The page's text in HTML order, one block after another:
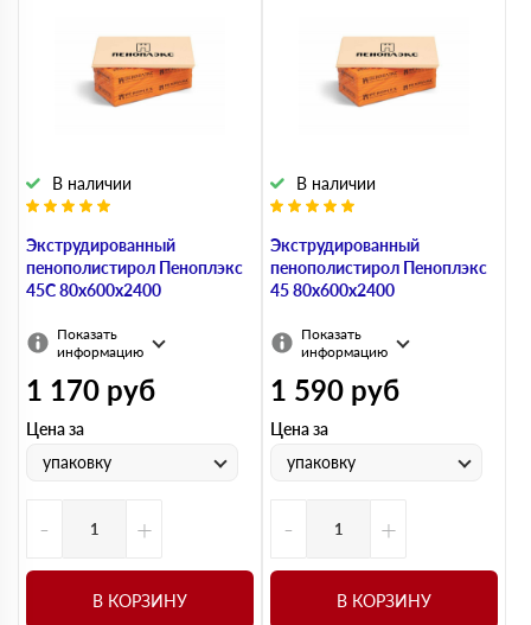
Экструдированный
пенополистирол Пеноплэкс
45С 80х600х2400
В наличии
Показать
информацию
1 170 руб
Цена за
упаковку
- +
В КОРЗИНУ
Экструдированный
пенополистирол Пеноплэкс
45 80х600х2400
В наличии
Показать
информацию
1 590 руб
Цена за
упаковку
- +
В КОРЗИНУ